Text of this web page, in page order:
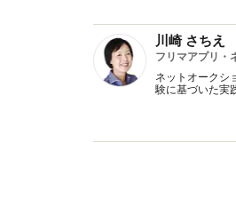
川崎 さちえ
フリマアプリ・
ネットオークシ
験に基づいた実